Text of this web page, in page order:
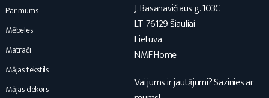
Par mums
Mēbeles
Matrači
Mājas tekstils
Mājas dekors
J. Basanavičiaus g. 103C
LT-76129 Šiauliai
Lietuva
NMF Home
Vai jums ir jautājumi? Sazinies ar